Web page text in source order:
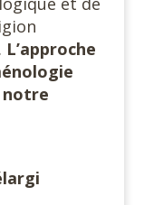
L’approche
notre